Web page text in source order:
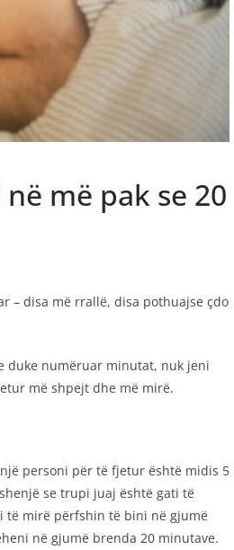
më pak se 20
– disa më rrallë, disa pothuajse çdo
duke numëruar minutat, nuk jeni
më shpejt dhe më mirë.
personi për të fjetur është midis 5
se trupi juaj është gati të
të mirë përfshin të bini në gjumë
në gjumë brenda 20 minutave.